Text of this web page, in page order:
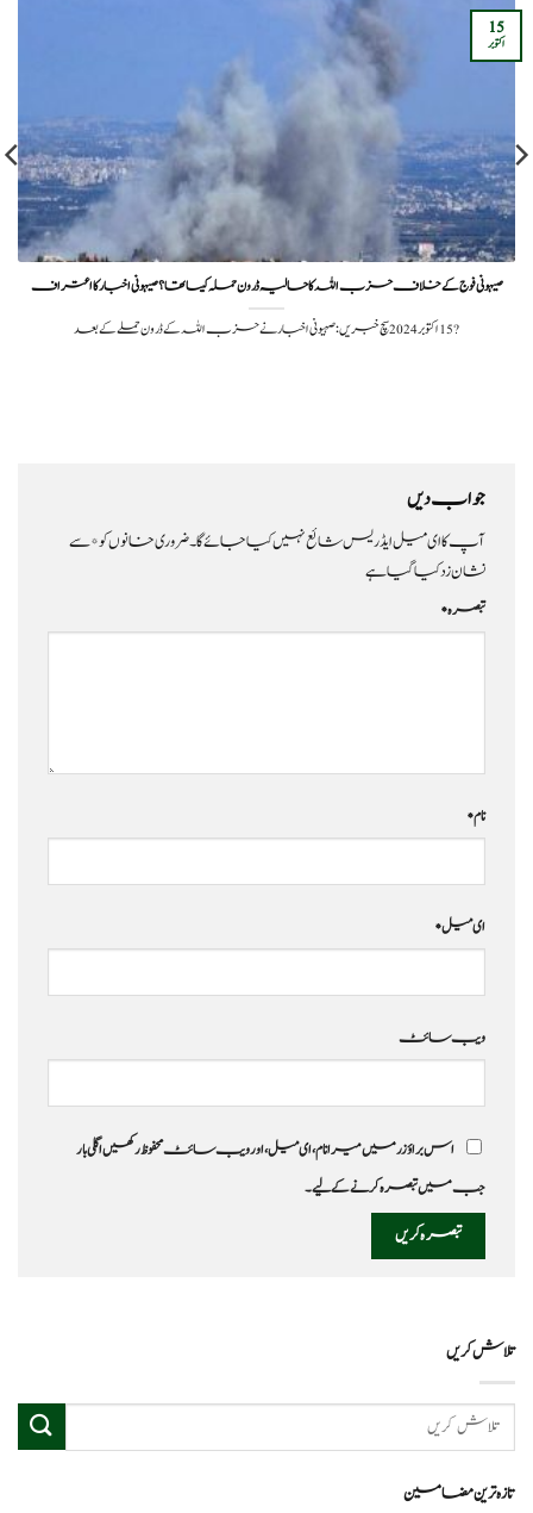
صیہونی فوج کے خلاف حزب اللہ کا حالیہ ڈرون حملہ کیسا تھا؟صیہونی اخبار کا اعتراف
?️ 15 اکتوبر 2024سچ خبریں: صہیونی اخبار نے حزب اللہ کے ڈرون حملے کے بعد
15
اکتوبر
جواب دیں
آپ کا ای میل ایڈریس شائع نہیں کیا جائے گا۔ضروری خانوں کو*سے
نشان زد کیا گیا ہے
تبصرہ*
نام*
ای میل*
ویب‌ سائٹ
اس براؤزر میں میرا نام، ای میل، اور ویب سائٹ محفوظ رکھیں اگلی بار
جب میں تبصرہ کرنے کےلیے۔
تلاش کریں
تازہ ترین مضامین